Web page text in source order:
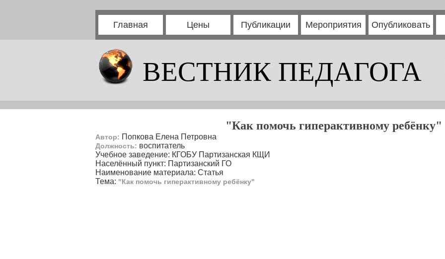
Главная Цены Публикации Мероприятия Опубликовать
ВЕСТНИК ПЕДАГОГА
"Как помочь гиперактивному ребёнку"
Автор: Попкова Елена Петровна
Должность: воспитатель
Учебное заведение: КГОБУ Партизанская КЩИ
Населённый пункт: Партизанский ГО
Наименование материала: Статья
Тема: "Как помочь гиперактивному ребёнку"